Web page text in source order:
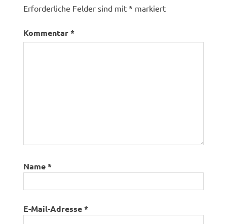
Erforderliche Felder sind mit* markiert
Kommentar*
Name*
E-Mail-Adresse*